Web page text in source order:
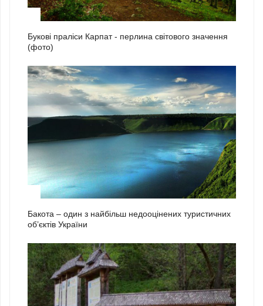
Букові праліси Карпат - перлина світового значення
(фото)
Бакота – один з найбільш недооцінених туристичних
об’єктів України